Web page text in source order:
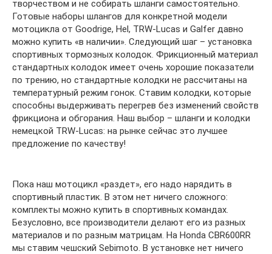
творчеством и не собирать шланги самостоятельно.
Готовые наборы шлангов для конкретной модели
мотоцикла от Goodrige, Hel, TRW-Lucas и Galfer давно
можно купить «в наличии». Следующий шаг – установка
спортивных тормозных колодок. Фрикционный материал
стандартных колодок имеет очень хорошие показатели
по трению, но стандартные колодки не рассчитаны на
температурный режим гонок. Ставим колодки, которые
способны выдерживать перегрев без изменений свойств
фрикциона и обгорания. Наш выбор – шланги и колодки
немецкой TRW-Lucas: на рынке сейчас это лучшее
предложение по качеству!
Пока наш мотоцикл «раздет», его надо нарядить в
спортивный пластик. В этом нет ничего сложного:
комплекты можно купить в спортивных командах.
Безусловно, все производители делают его из разных
материалов и по разным матрицам. На Honda CBR600RR
мы ставим чешский Sebimoto. В установке нет ничего